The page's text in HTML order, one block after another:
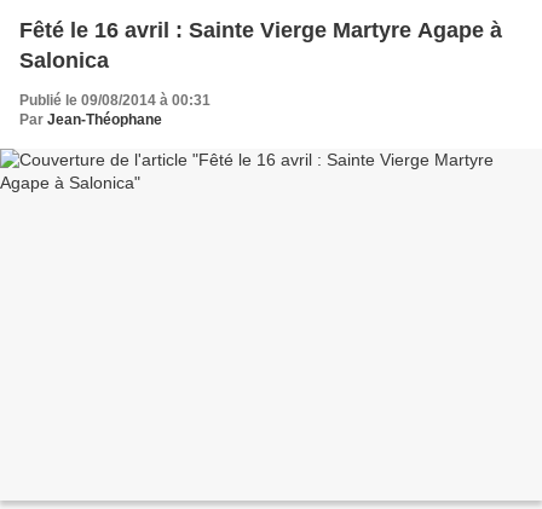
Fêté le 16 avril : Sainte Vierge Martyre Agape à
Salonica
Publié le 09/08/2014 à 00:31
Par Jean-Théophane